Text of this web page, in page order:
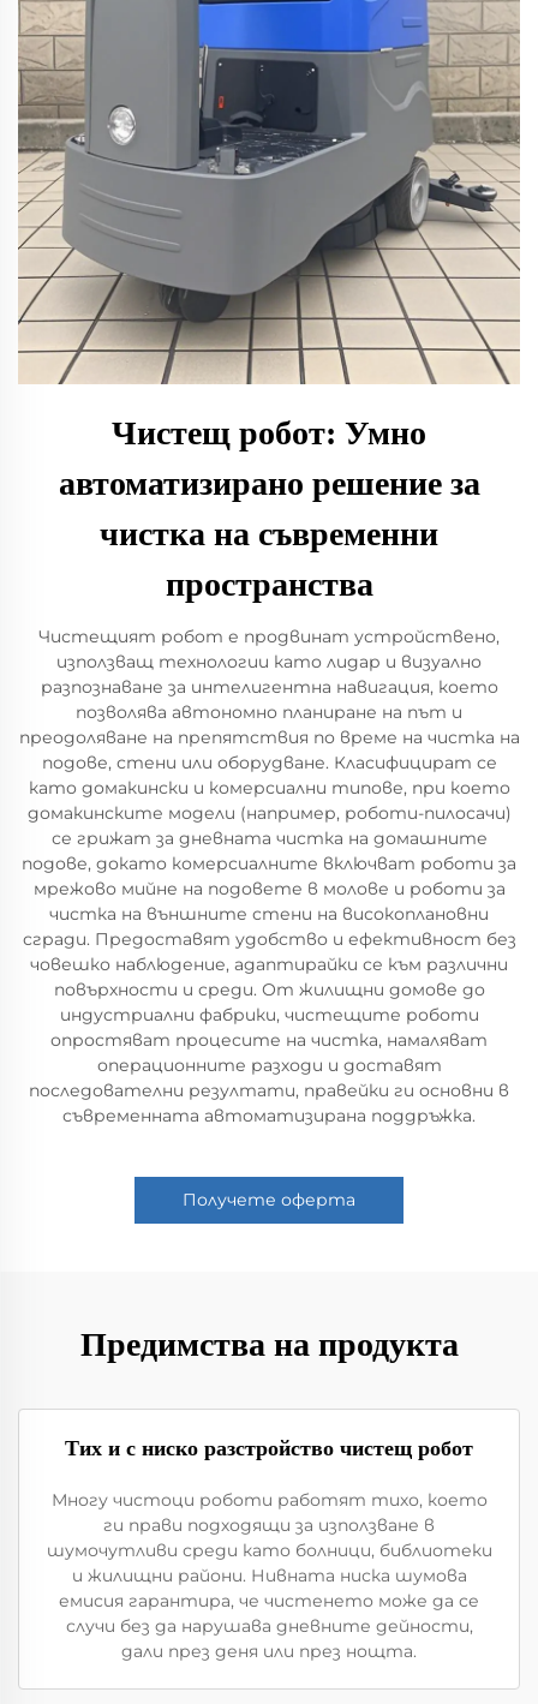
Чистещ робот: Умно
автоматизирано решение за
чистка на съвременни
пространства
Чистещият робот е продвинат устройствено,
използващ технологии като лидар и визуално
разпознаване за интелигентна навигация, което
позволява автономно планиране на път и
преодоляване на препятствия по време на чистка на
подове, стени или оборудване. Класифицират се
като домакински и комерсиални типове, при което
домакинските модели (например, роботи-пилосачи)
се грижат за дневната чистка на домашните
подове, докато комерсиалните включват роботи за
мрежово мийне на подовете в молове и роботи за
чистка на външните стени на високоплановни
сгради. Предоставят удобство и ефективност без
човешко наблюдение, адаптирайки се към различни
повърхности и среди. От жилищни домове до
индустриални фабрики, чистещите роботи
опростяват процесите на чистка, намаляват
операционните разходи и доставят
последователни резултати, правейки ги основни в
съвременната автоматизирана поддръжка.
Получете оферта
Предимства на продукта
Тих и с ниско разстройство чистещ робот
Многу чистоци роботи работят тихо, което
ги прави подходящи за използване в
шумочутливи среди като болници, библиотеки
и жилищни райони. Нивната ниска шумова
емисия гарантира, че чистенето може да се
случи без да нарушава дневните дейности,
дали през деня или през нощта.